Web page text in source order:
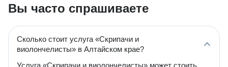
Вы часто спрашиваете
Сколько стоит услуга «Скрипачи и
виолончелисты» в Алтайском крае?
Услуга «Скрипачи и виолончелисты» может стоить